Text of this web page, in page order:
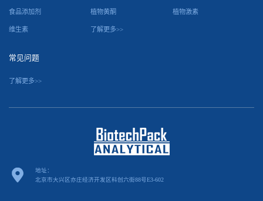
食品添加剂 植物黄酮 植物激素
维生素 了解更多>>
常见问题
了解更多>>
地址：
北京市大兴区亦庄经济开发区科创六街88号E3-602